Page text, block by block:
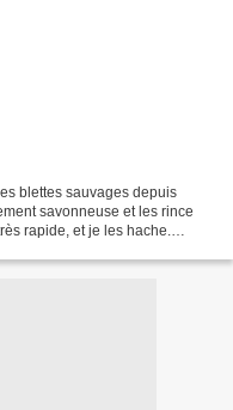
blettes sauvages depuis
savonneuse et les rince
rapide, et je les hache.